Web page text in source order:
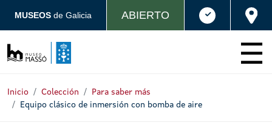
MUSEOS de Galicia ABIERTO
Inicio Colección
Para saber más
Equipo clásico de inmersión con bomba de aire